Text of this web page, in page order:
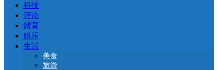
科技
评论
體育
娛乐
生活
美食
旅游